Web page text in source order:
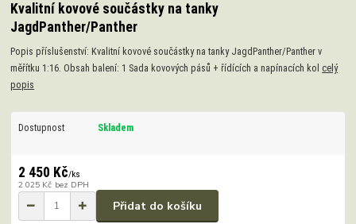
Kvalitní kovové součástky na tanky
JagdPanther/Panther
Popis příslušenství: Kvalitní kovové součástky na tanky JagdPanther/Panther v
měřítku 1:16. Obsah balení: 1 Sada kovových pásů + řídících a napínacích kol celý
popis
Dostupnost Skladem
2 450 Kč/ks
2 025 Kč bez DPH
Přidat do košíku